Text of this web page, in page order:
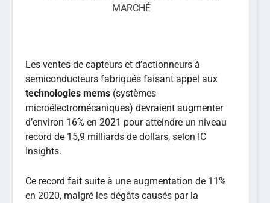
MARCHÉ
Les ventes de capteurs et d’actionneurs à
semiconducteurs fabriqués faisant appel aux
technologies mems (systèmes
microélectromécaniques) devraient augmenter
d’environ 16% en 2021 pour atteindre un niveau
record de 15,9 milliards de dollars, selon IC
Insights.
Ce record fait suite à une augmentation de 11%
en 2020, malgré les dégâts causés par la